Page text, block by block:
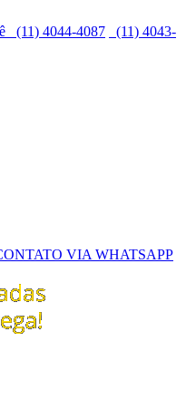
(11) 4044-4087
(11) 4043-
VIA WHATSAPP